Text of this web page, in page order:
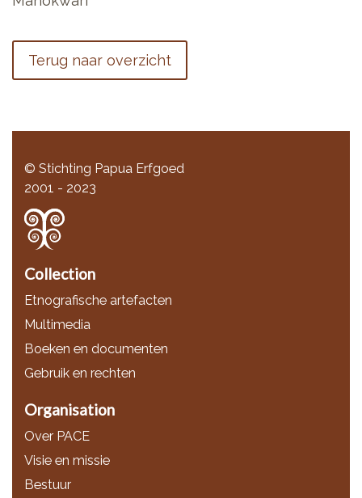
Terug naar overzicht
© Stichting Papua Erfgoed
2001 - 2023
Collection
Etnografische artefacten
Multimedia
Boeken en documenten
Gebruik en rechten
Organisation
Over PACE
Visie en missie
Bestuur